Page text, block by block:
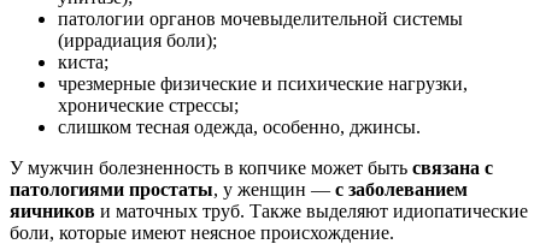
патологии органов мочевыделительной системы
(иррадиация боли);
киста;
чрезмерные физические и психические нагрузки,
хронические стрессы;
слишком тесная одежда, особенно, джинсы.
У мужчин болезненность в копчике может быть связана с
патологиями простаты, у женщин — с заболеванием
яичников и маточных труб. Также выделяют идиопатические
боли, которые имеют неясное происхождение.